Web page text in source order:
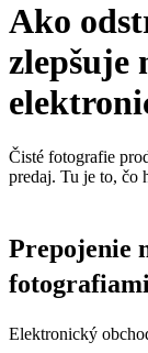
Ako
zlepšuje
Čisté fotografie
predaj. Tu je to, čo
Prepojenie
Elektronický